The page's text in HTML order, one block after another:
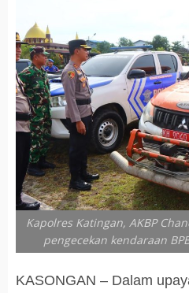
Kapolres Katingan, AKBP
pengecekan kendaraan
KASONGAN – Dalam